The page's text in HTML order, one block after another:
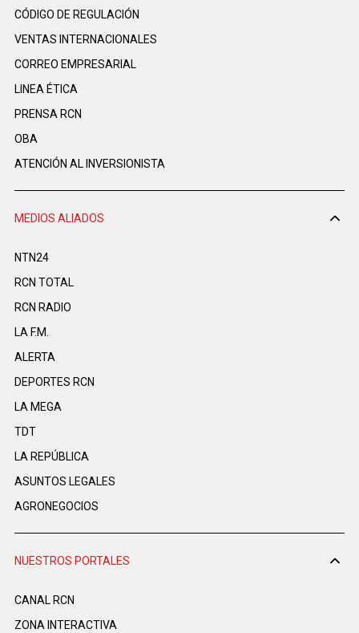
CÓDIGO DE REGULACIÓN
VENTAS INTERNACIONALES
CORREO EMPRESARIAL
LINEA ÉTICA
PRENSA RCN
OBA
ATENCIÓN AL INVERSIONISTA
MEDIOS ALIADOS
NTN24
RCN TOTAL
RCN RADIO
LA F.M.
ALERTA
DEPORTES RCN
LA MEGA
TDT
LA REPÚBLICA
ASUNTOS LEGALES
AGRONEGOCIOS
NUESTROS PORTALES
CANAL RCN
ZONA INTERACTIVA